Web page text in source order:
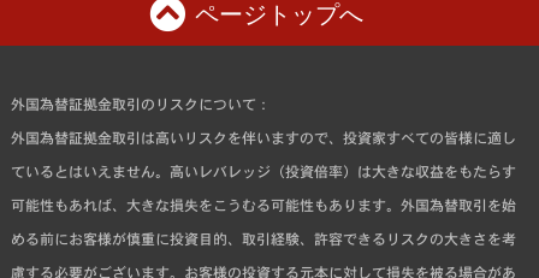
ページトップへ
外国為替証拠金取引のリスクについて：
外国為替証拠金取引は高いリスクを伴いますので、投資家すべての皆様に適し
ているとはいえません。高いレバレッジ（投資倍率）は大きな収益をもたらす
可能性もあれば、大きな損失をこうむる可能性もあります。外国為替取引を始
める前にお客様が慎重に投資目的、取引経験、許容できるリスクの大きさを考
慮する必要がございます。お客様の投資する元本に対して損失を被る場合があ